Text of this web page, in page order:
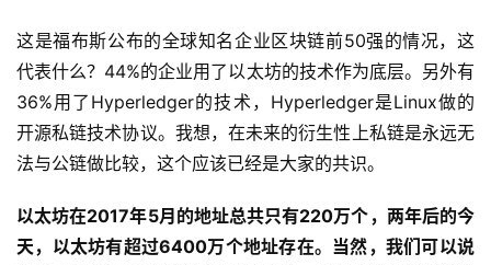
这是福布斯公布的全球知名企业区块链前50强的情况，这
代表什么？44%的企业用了以太坊的技术作为底层。另外有
36%用了Hyperledger的技术，Hyperledger是Linux做的
开源私链技术协议。我想，在未来的衍生性上私链是永远无
法与公链做比较，这个应该已经是大家的共识。
以太坊在2017年5月的地址总共只有220万个，两年后的今
天，以太坊有超过6400万个地址存在。当然，我们可以说